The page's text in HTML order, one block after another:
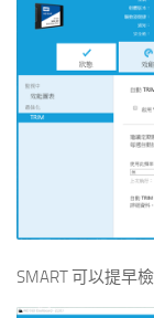
SMART 可以提早